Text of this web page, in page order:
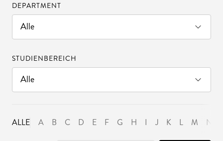
DEPARTMENT
STUDIENBEREICH
ALLE A B C D E F G H I J K L M N